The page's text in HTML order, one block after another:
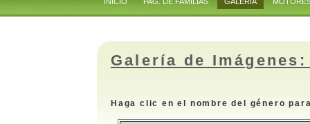
Galería de
Haga clic en el nombre del género